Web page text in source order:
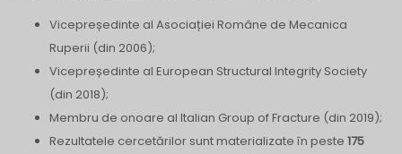
Vicepreședinte al Asociației Române de Mecanica
Ruperii (din 2006);
Vicepreședinte al European Structural Integrity Society
(din 2018);
Membru de onoare al Italian Group of Fracture (din 2019);
Rezultatele cercetărilor sunt materializate în peste 175